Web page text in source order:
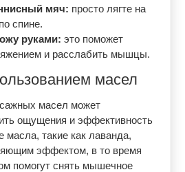
мяч: просто лягте на
спине.
руками: это поможет
и расслабить мышцы.
масел
масел может
ощущения и эффективность
масла, такие как лаванда,
эффектом, в то время
помогут снять мышечное